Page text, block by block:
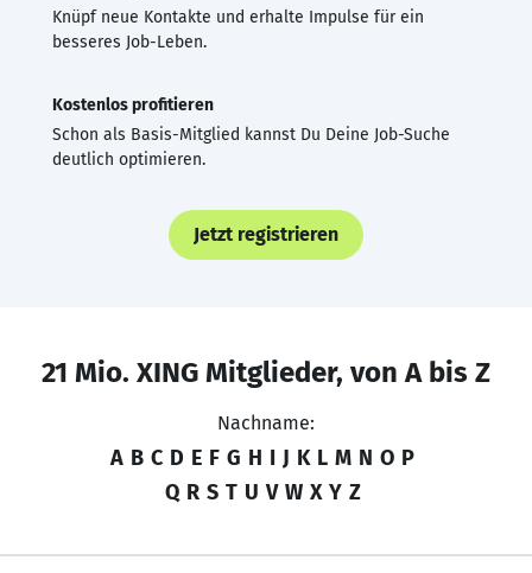
Knüpf neue Kontakte und erhalte Impulse für ein
besseres Job-Leben.
Kostenlos profitieren
Schon als Basis-Mitglied kannst Du Deine Job-Suche
deutlich optimieren.
Jetzt registrieren
21 Mio. XING Mitglieder, von A bis Z
Nachname:
A B C D E F G H I J K L M N O P
Q R S T U V W X Y Z